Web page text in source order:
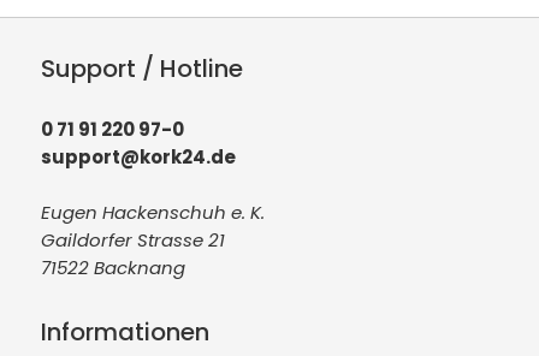
Support / Hotline
0 71 91 220 97-0
support@kork24.de
Eugen Hackenschuh e. K.
Gaildorfer Strasse 21
71522 Backnang
Informationen